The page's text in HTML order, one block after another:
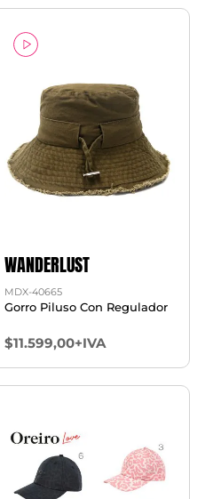
WANDERLUST
MDX-40665
Gorro Piluso Con Regulador
$11.599,00+IVA